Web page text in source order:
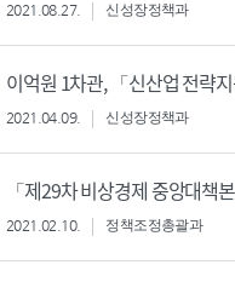
2021.08.27. 신성장정책과
이억원 1차관, 「신산업 전략
2021.04.09. 신성장정책과
「제29차 비상경제 중앙대책
2021.02.10. 정책조정총괄과